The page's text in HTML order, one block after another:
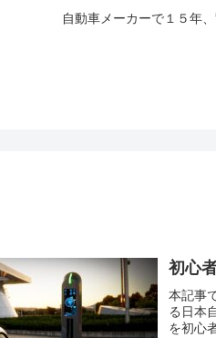
自動車メーカーで１５年
初心
本記事
る日本
を初心